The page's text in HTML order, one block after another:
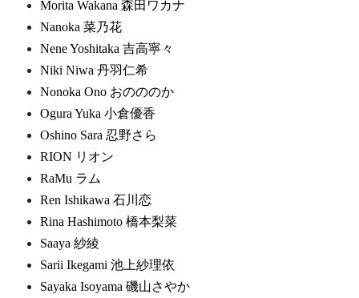
Morita Wakana 森田ワカナ
Nanoka 菜乃花
Nene Yoshitaka 吉高寧々
Niki Niwa 丹羽仁希
Nonoka Ono おのののか
Ogura Yuka 小倉優香
Oshino Sara 忍野さら
RION リオン
RaMu ラム
Ren Ishikawa 石川恋
Rina Hashimoto 橋本梨菜
Saaya 紗綾
Sarii Ikegami 池上紗理依
Sayaka Isoyama 磯山さやか